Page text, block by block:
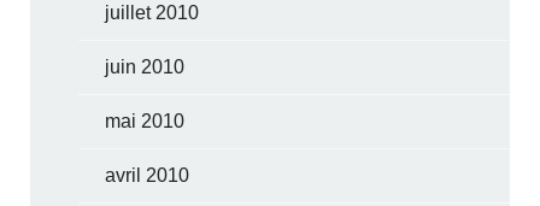
juillet 2010
juin 2010
mai 2010
avril 2010